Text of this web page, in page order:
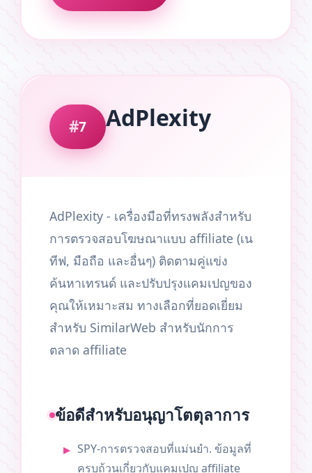
7 AdPlexity
AdPlexity - เครื่องมือที่ทรงพลังสำหรับ
การตรวจสอบโฆษณาแบบ affiliate (เน
ทีฟ, มือถือ และอื่นๆ) ติดตามคู่แข่ง
ค้นหาเทรนด์ และปรับปรุงแคมเปญของ
คุณให้เหมาะสม ทางเลือกที่ยอดเยี่ยม
สำหรับ SimilarWeb สำหรับนักการ
ตลาด affiliate
ข้อดีสำหรับอนุญาโตตุลาการ
SPY-การตรวจสอบที่แม่นยำ. ข้อมูลที่
ครบถ้วนเกี่ยวกับแคมเปญ affiliate